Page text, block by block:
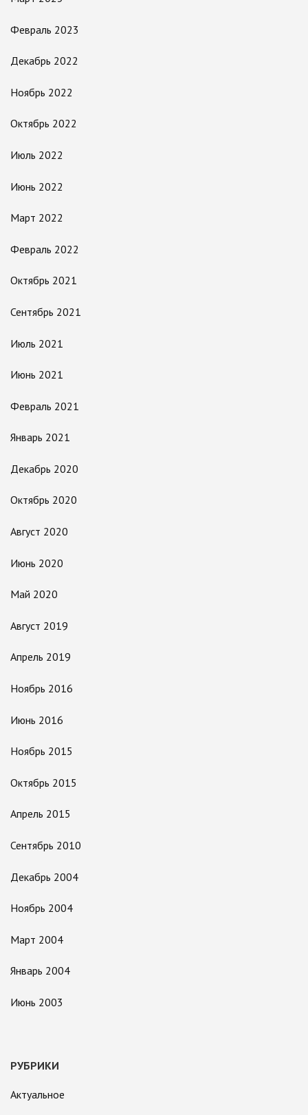
Февраль 2023
Декабрь 2022
Ноябрь 2022
Октябрь 2022
Июль 2022
Июнь 2022
Март 2022
Февраль 2022
Октябрь 2021
Сентябрь 2021
Июль 2021
Июнь 2021
Февраль 2021
Январь 2021
Декабрь 2020
Октябрь 2020
Август 2020
Июнь 2020
Май 2020
Август 2019
Апрель 2019
Ноябрь 2016
Июнь 2016
Ноябрь 2015
Октябрь 2015
Апрель 2015
Сентябрь 2010
Декабрь 2004
Ноябрь 2004
Март 2004
Январь 2004
Июнь 2003
РУБРИКИ
Актуальное